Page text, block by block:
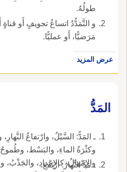
طولُهُ.
و التَّمَدُّدُ اتساعُ تجويفٍ أَو قناةٍ
مَرَضيًّا، أَو عمليًّا.
عرض المزيد
المَدُّ
ـ المَدُّ: السَّيْلُ، وارْتفاعُ
وكثْرَةُ الماءِ، والبَسْط،
والإِمْهالُ، كالإِمْدادِ،
ـ مَدَّ النَّهارُ: ارْتَفَعَ.